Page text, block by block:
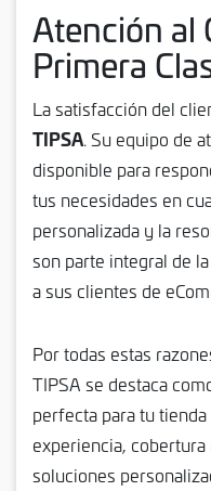
Atención al
Primera
La satisfacción del
TIPSA. Su equipo de
disponible para
tus necesidades en
personalizada y la
son parte integral de
a sus clientes de
Por todas estas
TIPSA se destaca
perfecta para tu
experiencia,
soluciones